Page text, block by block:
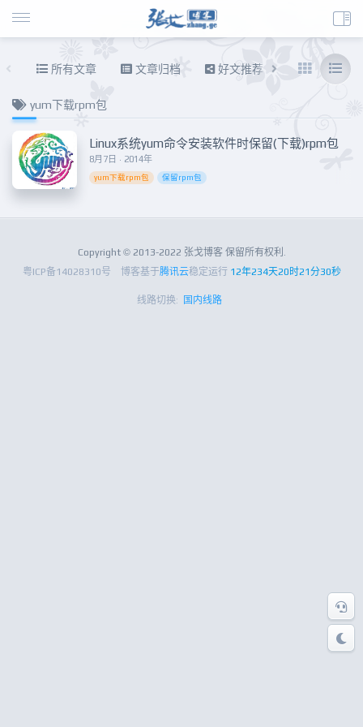
所有文章 文章归档 好文推荐 东拉西扯
yum下载rpm包
8月7日 · 2014年
Linux系统yum命令安装软件时保留(下载)rpm包
yum下载rpm包 保留rpm包
Copyright © 2013-2022 张戈博客 保留所有权利.
粤ICP备14028310号
博客基于腾讯云稳定运行 12年234天20时21分30秒
线路切换: 国内线路